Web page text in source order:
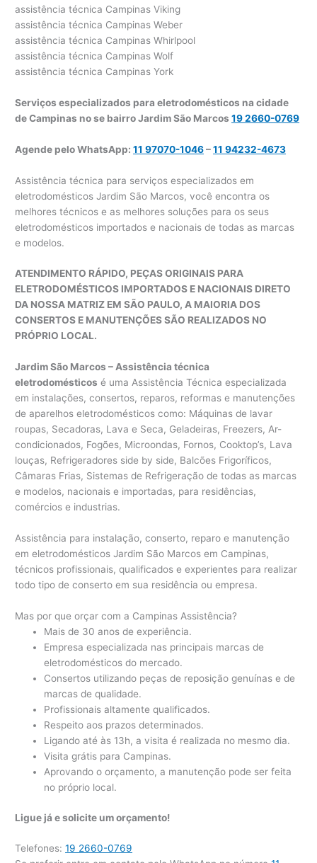
assistência técnica Campinas Viking
assistência técnica Campinas Weber
assistência técnica Campinas Whirlpool
assistência técnica Campinas Wolf
assistência técnica Campinas York
Serviços especializados para eletrodomésticos na cidade
de Campinas no se bairro Jardim São Marcos19 2660-0769
Agende pelo WhatsApp:11 97070-1046–11 94232-4673
Assistência técnica para serviços especializados em
eletrodomésticos Jardim São Marcos, você encontra os
melhores técnicos e as melhores soluções para os seus
eletrodomésticos importados e nacionais de todas as marcas
e modelos.
ATENDIMENTO RÁPIDO, PEÇAS ORIGINAIS PARA
ELETRODOMÉSTICOS IMPORTADOS E NACIONAIS DIRETO
DA NOSSA MATRIZ EM SÃO PAULO, A MAIORIA DOS
CONSERTOS E MANUTENÇÕES SÃO REALIZADOS NO
PRÓPRIO LOCAL.
Jardim São Marcos – Assistência técnica
eletrodomésticos é uma Assistência Técnica especializada
em instalações, consertos, reparos, reformas e manutenções
de aparelhos eletrodomésticos como: Máquinas de lavar
roupas, Secadoras, Lava e Seca, Geladeiras, Freezers, Ar-
condicionados, Fogões, Microondas, Fornos, Cooktop’s, Lava
louças, Refrigeradores side by side, Balcões Frigoríficos,
Câmaras Frias, Sistemas de Refrigeração de todas as marcas
e modelos, nacionais e importadas, para residências,
comércios e industrias.
Assistência para instalação, conserto, reparo e manutenção
em eletrodomésticos Jardim São Marcos em Campinas,
técnicos profissionais, qualificados e experientes para realizar
todo tipo de conserto em sua residência ou empresa.
Mas por que orçar com a Campinas Assistência?
Mais de 30 anos de experiência.
Empresa especializada nas principais marcas de
eletrodomésticos do mercado.
Consertos utilizando peças de reposição genuínas e de
marcas de qualidade.
Profissionais altamente qualificados.
Respeito aos prazos determinados.
Ligando até às 13h, a visita é realizada no mesmo dia.
Visita grátis para Campinas.
Aprovando o orçamento, a manutenção pode ser feita
no próprio local.
Ligue já e solicite um orçamento!
Telefones:19 2660-0769